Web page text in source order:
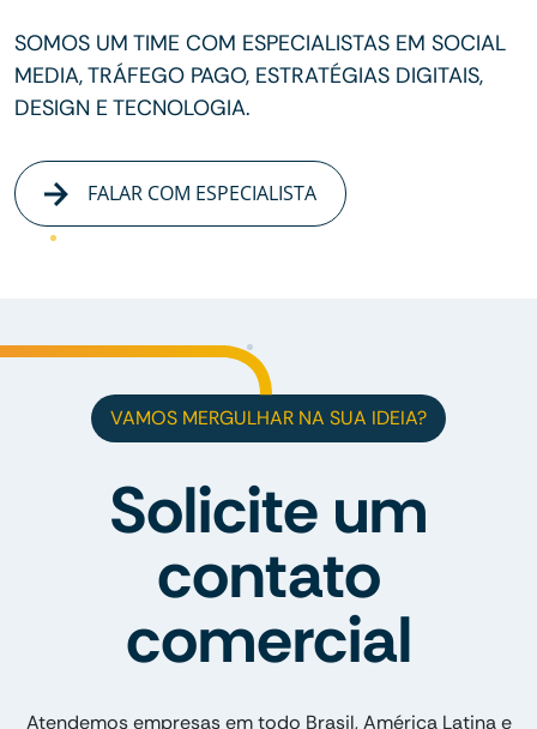
SOMOS UM TIME COM ESPECIALISTAS EM SOCIAL
MEDIA, TRÁFEGO PAGO, ESTRATÉGIAS DIGITAIS,
DESIGN E TECNOLOGIA.
FALAR COM ESPECIALISTA
VAMOS MERGULHAR NA SUA IDEIA?
Solicite um
contato
comercial
Atendemos empresas em todo Brasil, América Latina e